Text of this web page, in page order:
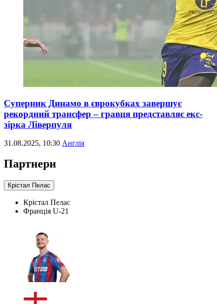
Суперник Динамо в єврокубках завершує
рекордний трансфер – гравця представляє екс-
зірка Ліверпуля
31.08.2025, 10:30 Англія
Партнери
Крістал Пелас
Крістал Пелас
Франція U-21